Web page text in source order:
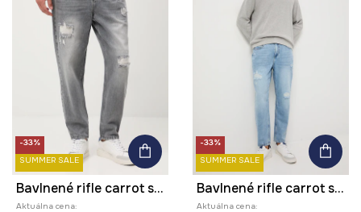
-33%
SUMMER SALE
Bavlnené rifle carrot s praným efektom
Aktuálna cena:
-33%
SUMMER SALE
Bavlnené rifle carrot s praným efektom
Aktuálna cena: